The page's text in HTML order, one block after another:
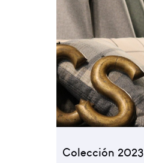
Colección 2023